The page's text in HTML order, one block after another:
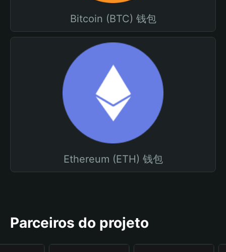
Bitcoin (BTC) 钱包
Ethereum (ETH) 钱包
Parceiros do projeto